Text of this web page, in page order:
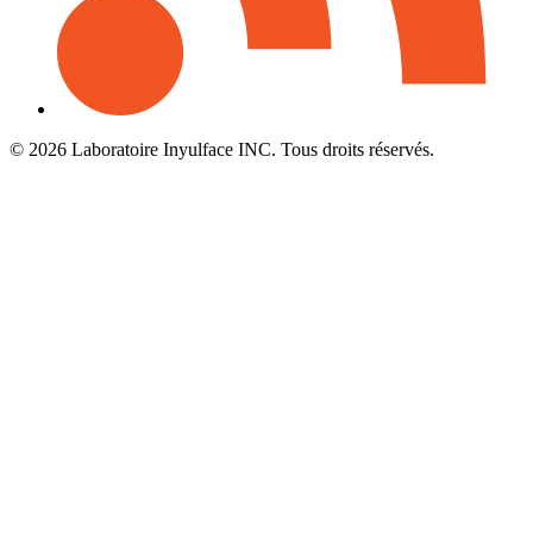
© 2026 Laboratoire Inyulface INC. Tous droits réservés.